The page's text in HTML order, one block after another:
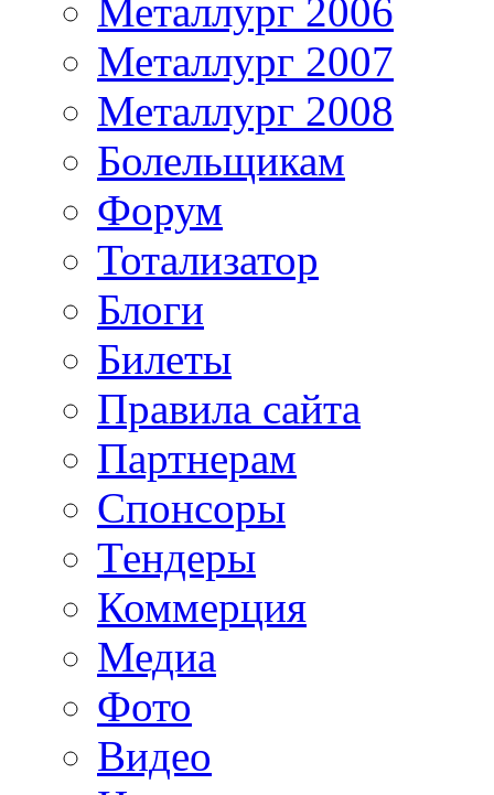
Металлург 2006
Металлург 2007
Металлург 2008
Болельщикам
Форум
Тотализатор
Блоги
Билеты
Правила сайта
Партнерам
Спонсоры
Тендеры
Коммерция
Медиа
Фото
Видео